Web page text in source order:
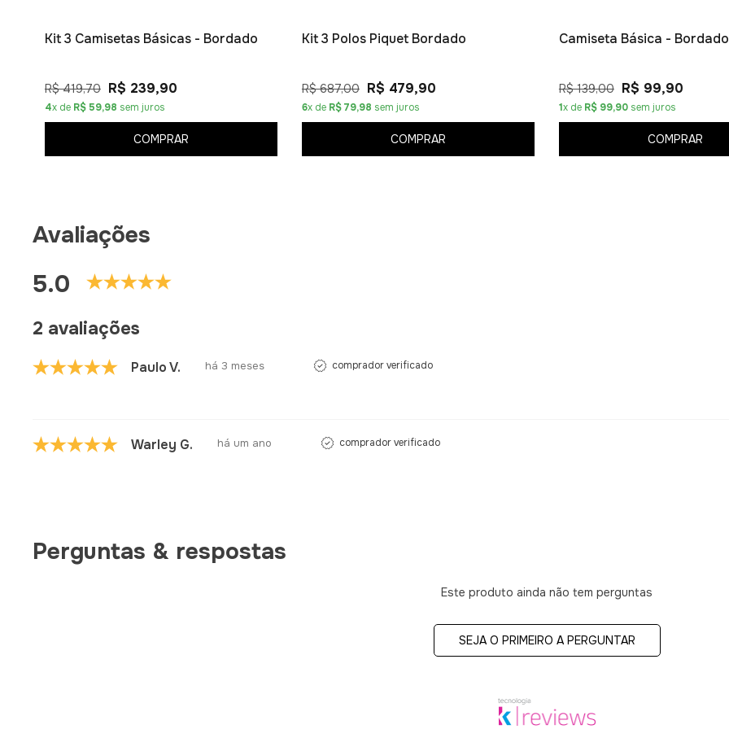
Kit 3 Camisetas Básicas - Bordado
R$ 419,70 R$ 239,90
4x de R$ 59,98 sem juros
COMPRAR
Kit 3 Polos Piquet Bordado
R$ 687,00 R$ 479,90
6x de R$ 79,98 sem juros
COMPRAR
Camiseta Básica - Bordado
R$ 139,00 R$ 99,90
1x de R$ 99,90sem juros
COMPRAR
Avaliações
5.0
2 avaliações
Paulo V. há 3 meses comprador verificado
Warley G. há um ano comprador verificado
Perguntas & respostas
Este produto ainda não tem perguntas
SEJA O PRIMEIRO A PERGUNTAR